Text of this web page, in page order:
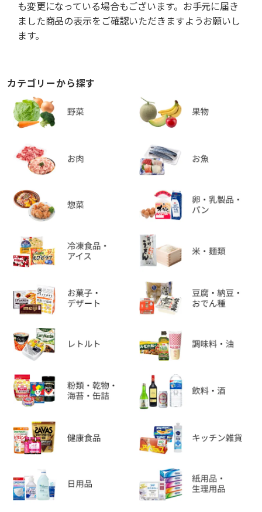
も変更になっている場合もございます。お手元に届き
ました商品の表示をご確認いただきますようお願いし
ます。
カテゴリーから探す